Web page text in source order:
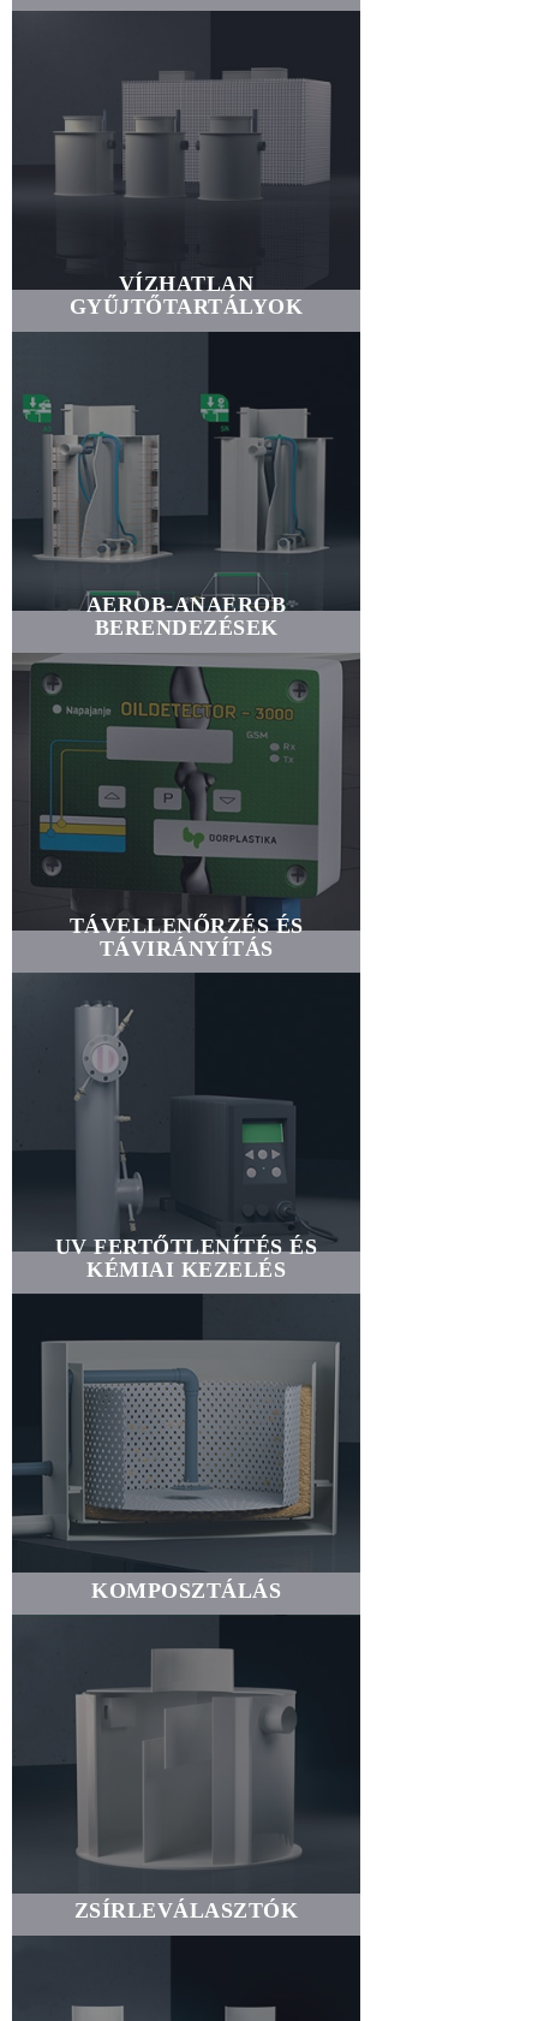
VÍZHATLAN
GYŰJTŐTARTÁLYOK
AEROB-ANAEROB
BERENDEZÉSEK
TÁVELLENŐRZÉS ÉS
TÁVIRÁNYÍTÁS
UV FERTŐTLENÍTÉS ÉS
KÉMIAI KEZELÉS
KOMPOSZTÁLÁS
ZSÍRLEVÁLASZTÓK